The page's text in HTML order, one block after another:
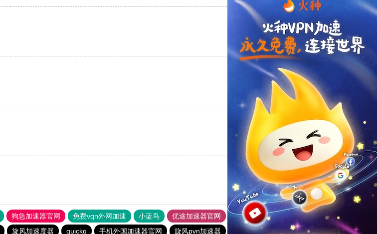
支持 [0] 反对[0]
支持[0] 反对
支持[0] 反对[0]
狗急加速器官网 免费vqn外网加速 小蓝鸟 优途加速器官网 风驰加速器 旋风加速器
八戒看书
旋风加速度器 quickq 手机外国加速器官网 旋风pvn加速器 黑洞nvp加速器 旋风加速度器